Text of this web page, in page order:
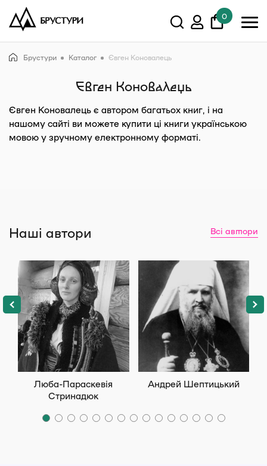
0
Брустури Каталог Євген Коновалець
Євген Коновалець
Євген Коновалець є автором багатьох книг, і на
нашому сайті ви можете купити ці книги українською
мовою у зручному електронному форматі.
Наші автори Всі автори
Люба-Параскевія
Стринадюк
Андрей Шептицький